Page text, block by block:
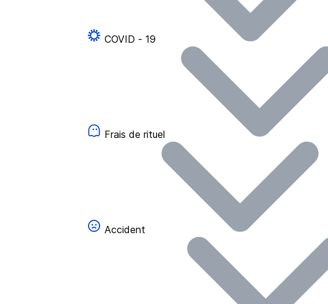
COVID - 19
Frais de rituel
Accident